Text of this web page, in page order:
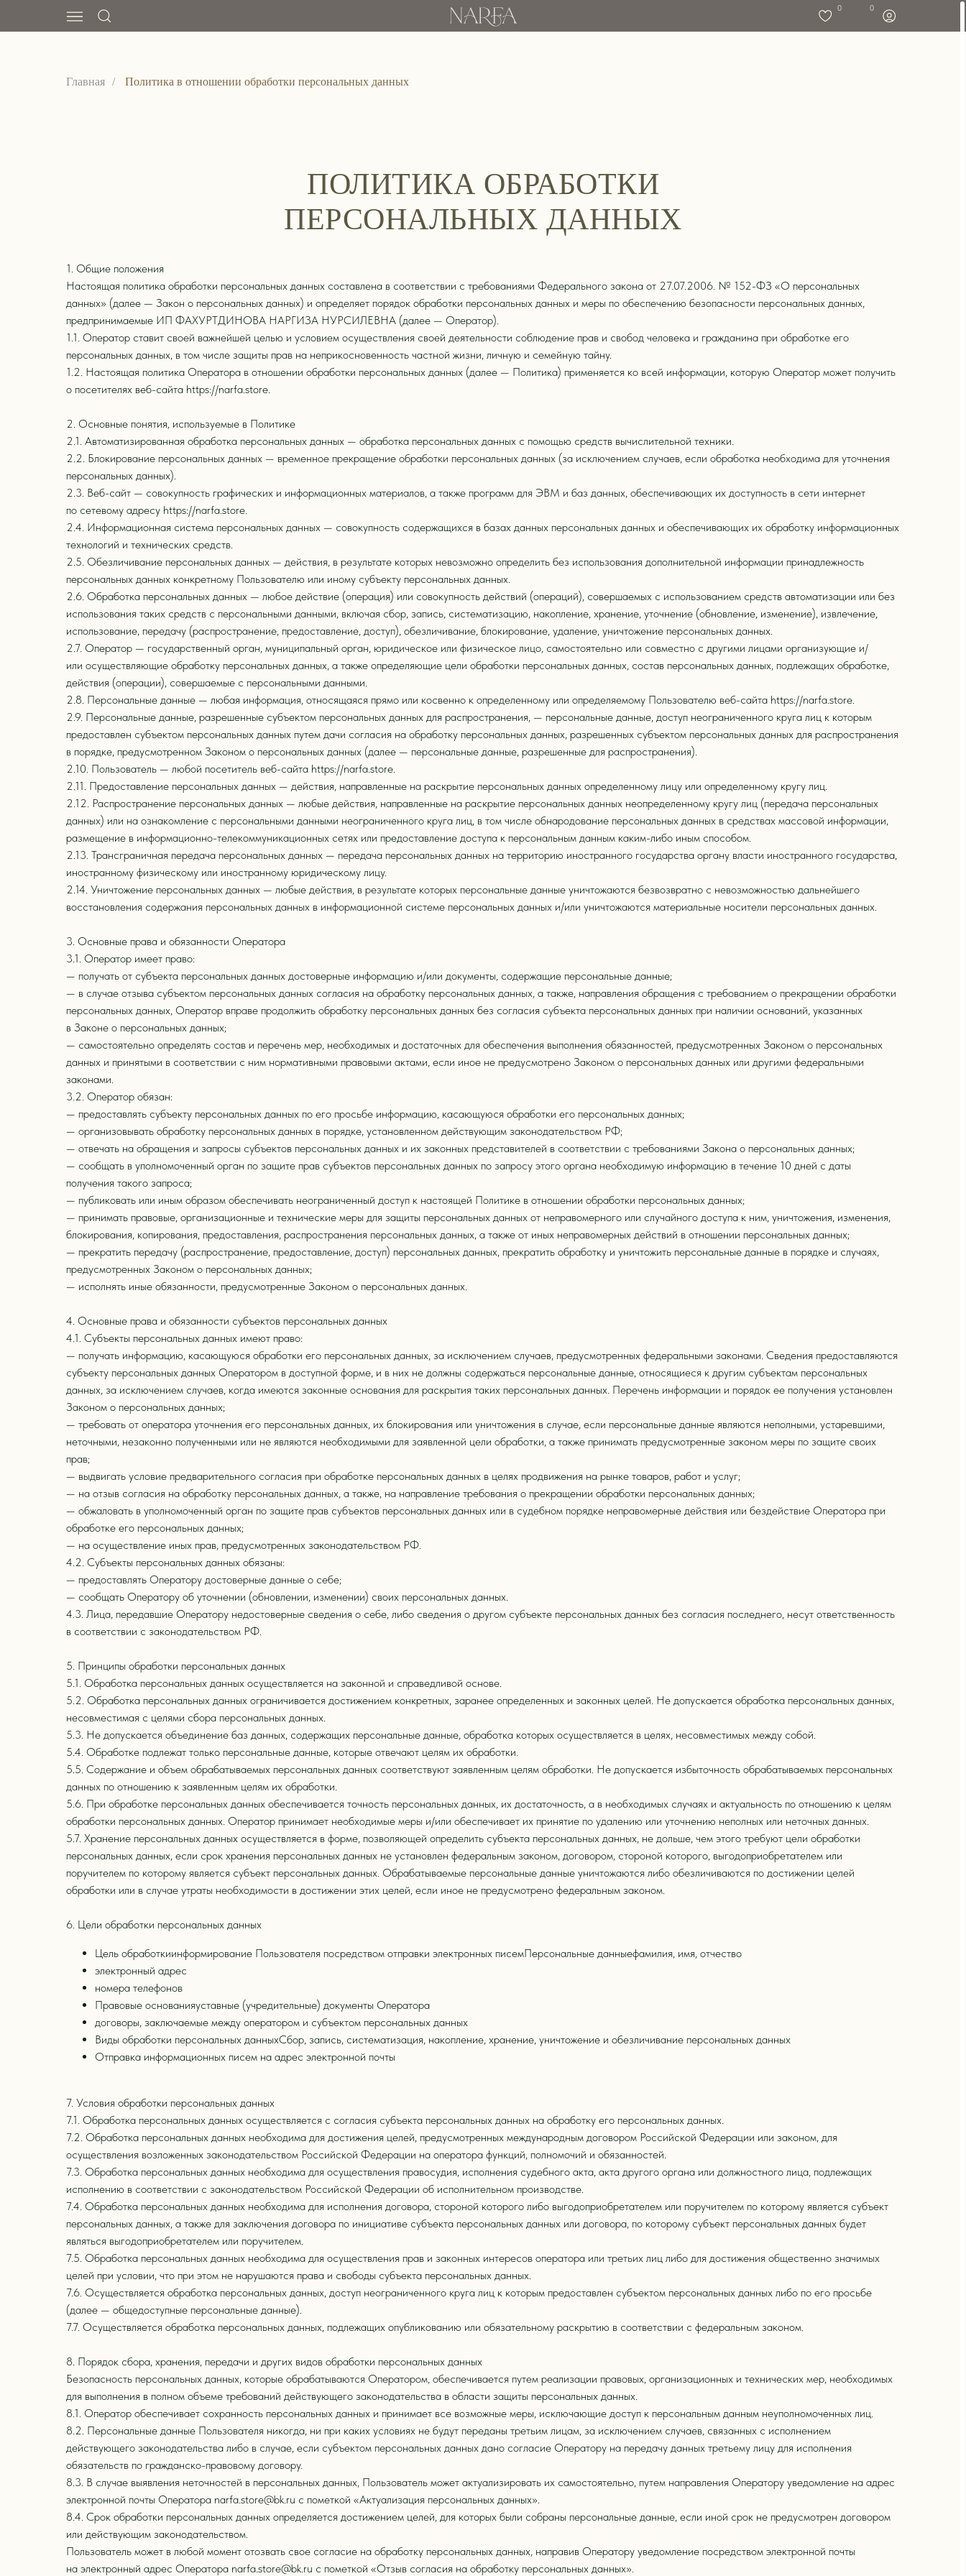
Главная / Политика в отношении обработки персональных данных
ПОЛИТИКА ОБРАБОТКИ
ПЕРСОНАЛЬНЫХ ДАННЫХ
1. Общие положения
Настоящая политика обработки персональных данных составлена в соответствии с требованиями Федерального закона от 27.07.2006. № 152-ФЗ «О персональных
данных» (далее — Закон о персональных данных) и определяет порядок обработки персональных данных и меры по обеспечению безопасности персональных данных,
предпринимаемые ИП ФАХУРТДИНОВА НАРГИЗА НУРСИЛЕВНА (далее — Оператор).
1.1. Оператор ставит своей важнейшей целью и условием осуществления своей деятельности соблюдение прав и свобод человека и гражданина при обработке его
персональных данных, в том числе защиты прав на неприкосновенность частной жизни, личную и семейную тайну.
1.2. Настоящая политика Оператора в отношении обработки персональных данных (далее — Политика) применяется ко всей информации, которую Оператор может получить
о посетителях веб-сайта https://narfa.store.
2. Основные понятия, используемые в Политике
2.1. Автоматизированная обработка персональных данных — обработка персональных данных с помощью средств вычислительной техники.
2.2. Блокирование персональных данных — временное прекращение обработки персональных данных (за исключением случаев, если обработка необходима для уточнения
персональных данных).
2.3. Веб-сайт — совокупность графических и информационных материалов, а также программ для ЭВМ и баз данных, обеспечивающих их доступность в сети интернет
по сетевому адресу https://narfa.store.
2.4. Информационная система персональных данных — совокупность содержащихся в базах данных персональных данных и обеспечивающих их обработку информационных
технологий и технических средств.
2.5. Обезличивание персональных данных — действия, в результате которых невозможно определить без использования дополнительной информации принадлежность
персональных данных конкретному Пользователю или иному субъекту персональных данных.
2.6. Обработка персональных данных — любое действие (операция) или совокупность действий (операций), совершаемых с использованием средств автоматизации или без
использования таких средств с персональными данными, включая сбор, запись, систематизацию, накопление, хранение, уточнение (обновление, изменение), извлечение,
использование, передачу (распространение, предоставление, доступ), обезличивание, блокирование, удаление, уничтожение персональных данных.
2.7. Оператор — государственный орган, муниципальный орган, юридическое или физическое лицо, самостоятельно или совместно с другими лицами организующие и/
или осуществляющие обработку персональных данных, а также определяющие цели обработки персональных данных, состав персональных данных, подлежащих обработке,
действия (операции), совершаемые с персональными данными.
2.8. Персональные данные — любая информация, относящаяся прямо или косвенно к определенному или определяемому Пользователю веб-сайта https://narfa.store.
2.9. Персональные данные, разрешенные субъектом персональных данных для распространения, — персональные данные, доступ неограниченного круга лиц к которым
предоставлен субъектом персональных данных путем дачи согласия на обработку персональных данных, разрешенных субъектом персональных данных для распространения
в порядке, предусмотренном Законом о персональных данных (далее — персональные данные, разрешенные для распространения).
2.10. Пользователь — любой посетитель веб-сайта https://narfa.store.
2.11. Предоставление персональных данных — действия, направленные на раскрытие персональных данных определенному лицу или определенному кругу лиц.
2.12. Распространение персональных данных — любые действия, направленные на раскрытие персональных данных неопределенному кругу лиц (передача персональных
данных) или на ознакомление с персональными данными неограниченного круга лиц, в том числе обнародование персональных данных в средствах массовой информации,
размещение в информационно-телекоммуникационных сетях или предоставление доступа к персональным данным каким-либо иным способом.
2.13. Трансграничная передача персональных данных — передача персональных данных на территорию иностранного государства органу власти иностранного государства,
иностранному физическому или иностранному юридическому лицу.
2.14. Уничтожение персональных данных — любые действия, в результате которых персональные данные уничтожаются безвозвратно с невозможностью дальнейшего
восстановления содержания персональных данных в информационной системе персональных данных и/или уничтожаются материальные носители персональных данных.
3. Основные права и обязанности Оператора
3.1. Оператор имеет право:
— получать от субъекта персональных данных достоверные информацию и/или документы, содержащие персональные данные;
— в случае отзыва субъектом персональных данных согласия на обработку персональных данных, а также, направления обращения с требованием о прекращении обработки
персональных данных, Оператор вправе продолжить обработку персональных данных без согласия субъекта персональных данных при наличии оснований, указанных
в Законе о персональных данных;
— самостоятельно определять состав и перечень мер, необходимых и достаточных для обеспечения выполнения обязанностей, предусмотренных Законом о персональных
данных и принятыми в соответствии с ним нормативными правовыми актами, если иное не предусмотрено Законом о персональных данных или другими федеральными
законами.
3.2. Оператор обязан:
— предоставлять субъекту персональных данных по его просьбе информацию, касающуюся обработки его персональных данных;
— организовывать обработку персональных данных в порядке, установленном действующим законодательством РФ;
— отвечать на обращения и запросы субъектов персональных данных и их законных представителей в соответствии с требованиями Закона о персональных данных;
— сообщать в уполномоченный орган по защите прав субъектов персональных данных по запросу этого органа необходимую информацию в течение 10 дней с даты
получения такого запроса;
— публиковать или иным образом обеспечивать неограниченный доступ к настоящей Политике в отношении обработки персональных данных;
— принимать правовые, организационные и технические меры для защиты персональных данных от неправомерного или случайного доступа к ним, уничтожения, изменения,
блокирования, копирования, предоставления, распространения персональных данных, а также от иных неправомерных действий в отношении персональных данных;
— прекратить передачу (распространение, предоставление, доступ) персональных данных, прекратить обработку и уничтожить персональные данные в порядке и случаях,
предусмотренных Законом о персональных данных;
— исполнять иные обязанности, предусмотренные Законом о персональных данных.
4. Основные права и обязанности субъектов персональных данных
4.1. Субъекты персональных данных имеют право:
— получать информацию, касающуюся обработки его персональных данных, за исключением случаев, предусмотренных федеральными законами. Сведения предоставляются
субъекту персональных данных Оператором в доступной форме, и в них не должны содержаться персональные данные, относящиеся к другим субъектам персональных
данных, за исключением случаев, когда имеются законные основания для раскрытия таких персональных данных. Перечень информации и порядок ее получения установлен
Законом о персональных данных;
— требовать от оператора уточнения его персональных данных, их блокирования или уничтожения в случае, если персональные данные являются неполными, устаревшими,
неточными, незаконно полученными или не являются необходимыми для заявленной цели обработки, а также принимать предусмотренные законом меры по защите своих
прав;
— выдвигать условие предварительного согласия при обработке персональных данных в целях продвижения на рынке товаров, работ и услуг;
— на отзыв согласия на обработку персональных данных, а также, на направление требования о прекращении обработки персональных данных;
— обжаловать в уполномоченный орган по защите прав субъектов персональных данных или в судебном порядке неправомерные действия или бездействие Оператора при
обработке его персональных данных;
— на осуществление иных прав, предусмотренных законодательством РФ.
4.2. Субъекты персональных данных обязаны:
— предоставлять Оператору достоверные данные о себе;
— сообщать Оператору об уточнении (обновлении, изменении) своих персональных данных.
4.3. Лица, передавшие Оператору недостоверные сведения о себе, либо сведения о другом субъекте персональных данных без согласия последнего, несут ответственность
в соответствии с законодательством РФ.
5. Принципы обработки персональных данных
5.1. Обработка персональных данных осуществляется на законной и справедливой основе.
5.2. Обработка персональных данных ограничивается достижением конкретных, заранее определенных и законных целей. Не допускается обработка персональных данных,
несовместимая с целями сбора персональных данных.
5.3. Не допускается объединение баз данных, содержащих персональные данные, обработка которых осуществляется в целях, несовместимых между собой.
5.4. Обработке подлежат только персональные данные, которые отвечают целям их обработки.
5.5. Содержание и объем обрабатываемых персональных данных соответствуют заявленным целям обработки. Не допускается избыточность обрабатываемых персональных
данных по отношению к заявленным целям их обработки.
5.6. При обработке персональных данных обеспечивается точность персональных данных, их достаточность, а в необходимых случаях и актуальность по отношению к целям
обработки персональных данных. Оператор принимает необходимые меры и/или обеспечивает их принятие по удалению или уточнению неполных или неточных данных.
5.7. Хранение персональных данных осуществляется в форме, позволяющей определить субъекта персональных данных, не дольше, чем этого требуют цели обработки
персональных данных, если срок хранения персональных данных не установлен федеральным законом, договором, стороной которого, выгодоприобретателем или
поручителем по которому является субъект персональных данных. Обрабатываемые персональные данные уничтожаются либо обезличиваются по достижении целей
обработки или в случае утраты необходимости в достижении этих целей, если иное не предусмотрено федеральным законом.
6. Цели обработки персональных данных
Цель обработкиинформирование Пользователя посредством отправки электронных писемПерсональные данныефамилия, имя, отчество
электронный адрес
номера телефонов
Правовые основанияуставные (учредительные) документы Оператора
договоры, заключаемые между оператором и субъектом персональных данных
Виды обработки персональных данныхСбор, запись, систематизация, накопление, хранение, уничтожение и обезличивание персональных данных
Отправка информационных писем на адрес электронной почты
7. Условия обработки персональных данных
7.1. Обработка персональных данных осуществляется с согласия субъекта персональных данных на обработку его персональных данных.
7.2. Обработка персональных данных необходима для достижения целей, предусмотренных международным договором Российской Федерации или законом, для
осуществления возложенных законодательством Российской Федерации на оператора функций, полномочий и обязанностей.
7.3. Обработка персональных данных необходима для осуществления правосудия, исполнения судебного акта, акта другого органа или должностного лица, подлежащих
исполнению в соответствии с законодательством Российской Федерации об исполнительном производстве.
7.4. Обработка персональных данных необходима для исполнения договора, стороной которого либо выгодоприобретателем или поручителем по которому является субъект
персональных данных, а также для заключения договора по инициативе субъекта персональных данных или договора, по которому субъект персональных данных будет
являться выгодоприобретателем или поручителем.
7.5. Обработка персональных данных необходима для осуществления прав и законных интересов оператора или третьих лиц либо для достижения общественно значимых
целей при условии, что при этом не нарушаются права и свободы субъекта персональных данных.
7.6. Осуществляется обработка персональных данных, доступ неограниченного круга лиц к которым предоставлен субъектом персональных данных либо по его просьбе
(далее — общедоступные персональные данные).
7.7. Осуществляется обработка персональных данных, подлежащих опубликованию или обязательному раскрытию в соответствии с федеральным законом.
8. Порядок сбора, хранения, передачи и других видов обработки персональных данных
Безопасность персональных данных, которые обрабатываются Оператором, обеспечивается путем реализации правовых, организационных и технических мер, необходимых
для выполнения в полном объеме требований действующего законодательства в области защиты персональных данных.
8.1. Оператор обеспечивает сохранность персональных данных и принимает все возможные меры, исключающие доступ к персональным данным неуполномоченных лиц.
8.2. Персональные данные Пользователя никогда, ни при каких условиях не будут переданы третьим лицам, за исключением случаев, связанных с исполнением
действующего законодательства либо в случае, если субъектом персональных данных дано согласие Оператору на передачу данных третьему лицу для исполнения
обязательств по гражданско-правовому договору.
8.3. В случае выявления неточностей в персональных данных, Пользователь может актуализировать их самостоятельно, путем направления Оператору уведомление на адрес
электронной почты Оператора narfa.store@bk.ru с пометкой «Актуализация персональных данных».
8.4. Срок обработки персональных данных определяется достижением целей, для которых были собраны персональные данные, если иной срок не предусмотрен договором
или действующим законодательством.
Пользователь может в любой момент отозвать свое согласие на обработку персональных данных, направив Оператору уведомление посредством электронной почты
на электронный адрес Оператора narfa.store@bk.ru с пометкой «Отзыв согласия на обработку персональных данных».